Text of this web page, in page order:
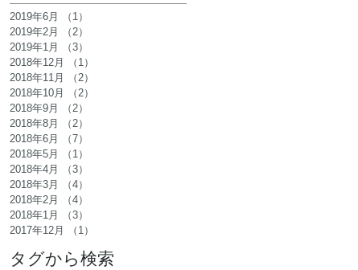
2019年6月 （1）
2019年2月
（2）
2019年1月
（3）
2018年12月
（1）
2018年11月
（2）
2018年10月
（2）
2018年9月
（2）
2018年8月
（2）
2018年6月
（7）
2018年5月
（1）
2018年4月
（3）
2018年3月
（4）
2018年2月
（4）
2018年1月
（3）
2017年12月
（1）
タグから検索